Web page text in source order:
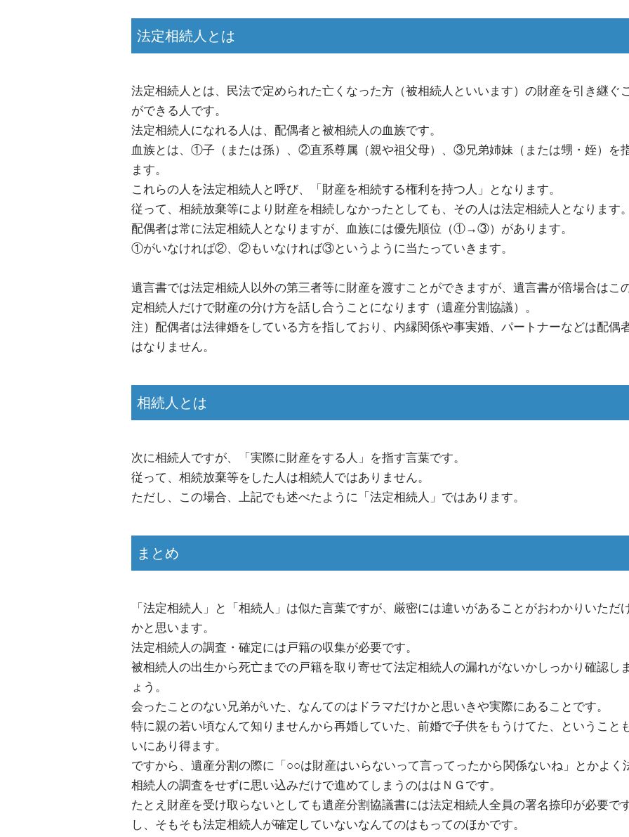
法定相続人とは
法定相続人とは、民法で定められた亡くなった方（被相続人といいます）の財産を引き継ぐ
ができる人です。
法定相続人になれる人は、配偶者と被相続人の血族です。
血族とは、①子（または孫）、②直系尊属（親や祖父母）、③兄弟姉妹（または甥・姪）を
ます。
これらの人を法定相続人と呼び、「財産を相続する権利を持つ人」となります。
従って、相続放棄等により財産を相続しなかったとしても、その人は法定相続人となります
配偶者は常に法定相続人となりますが、血族には優先順位（①→③）があります。
①がいなければ②、②もいなければ③というように当たっていきます。
遺言書では法定相続人以外の第三者等に財産を渡すことができますが、遺言書が倍場合はこ
定相続人だけで財産の分け方を話し合うことになります（遺産分割協議）。
注）配偶者は法律婚をしている方を指しており、内縁関係や事実婚、パートナーなどは配偶
はなりません。
相続人とは
次に相続人ですが、「実際に財産をする人」を指す言葉です。
従って、相続放棄等をした人は相続人ではありません。
ただし、この場合、上記でも述べたように「法定相続人」ではあります。
まとめ
「法定相続人」と「相続人」は似た言葉ですが、厳密には違いがあることがおわかりいただ
かと思います。
法定相続人の調査・確定には戸籍の収集が必要です。
被相続人の出生から死亡までの戸籍を取り寄せて法定相続人の漏れがないかしっかり確認し
ょう。
会ったことのない兄弟がいた、なんてのはドラマだけかと思いきや実際にあることです。
特に親の若い頃なんて知りませんから再婚していた、前婚で子供をもうけてた、ということ
いにあり得ます。
ですから、遺産分割の際に「○○は財産はいらないって言ってったから関係ないね」とかよく
相続人の調査をせずに思い込みだけで進めてしまうのははＮＧです。
たとえ財産を受け取らないとしても遺産分割協議書には法定相続人全員の署名捺印が必要で
し、そもそも法定相続人が確定していないなんてのはもってのほかです。